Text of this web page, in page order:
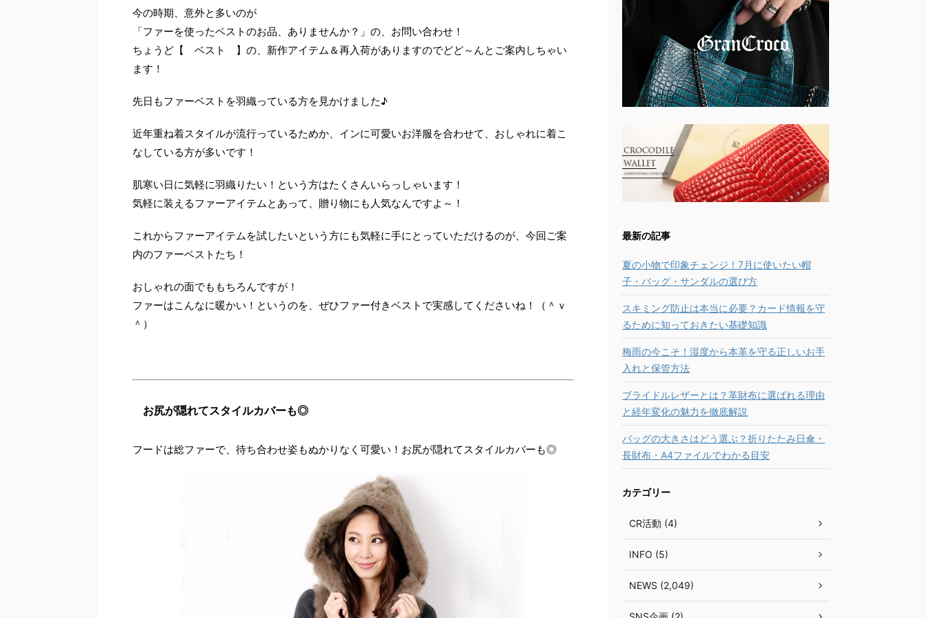
今の時期、意外と多いのが
「ファーを使ったベストのお品、ありませんか？」の、お問い合わせ！
ちょうど【 ベスト 】の、新作アイテム＆再入荷がありますのでどど～んとご案内しちゃい
ます！
先日もファーベストを羽織っている方を見かけました♪
近年重ね着スタイルが流行っているためか、インに可愛いお洋服を合わせて、おしゃれに着こ
なしている方が多いです！
肌寒い日に気軽に羽織りたい！という方はたくさんいらっしゃいます！
気軽に装えるファーアイテムとあって、贈り物にも人気なんですよ～！
これからファーアイテムを試したいという方にも気軽に手にとっていただけるのが、今回ご案
内のファーベストたち！
おしゃれの面でももちろんですが！
ファーはこんなに暖かい！というのを、ぜひファー付きベストで実感してくださいね！（＾ｖ
＾）
お尻が隠れてスタイルカバーも◎
フードは総ファーで、待ち合わせ姿もぬかりなく可愛い！お尻が隠れてスタイルカバーも◎
最新の記事
夏の小物で印象チェンジ！7月に使いたい帽
子・バッグ・サンダルの選び方
スキミング防止は本当に必要？カード情報を守
るために知っておきたい基礎知識
梅雨の今こそ！湿度から本革を守る正しいお手
入れと保管方法
ブライドルレザーとは？革財布に選ばれる理由
と経年変化の魅力を徹底解説
バッグの大きさはどう選ぶ？折りたたみ日傘・
長財布・A4ファイルでわかる目安
カテゴリー
CR活動 (4)
INFO (5)
NEWS (2,049)